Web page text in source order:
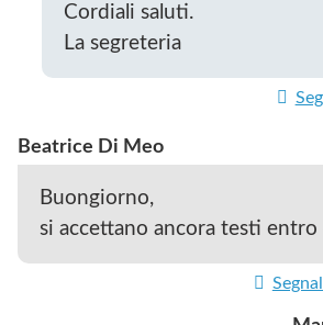
Cordiali saluti.
La segreteria
Beatrice Di Meo
Buongiorno,
si accettano ancora testi